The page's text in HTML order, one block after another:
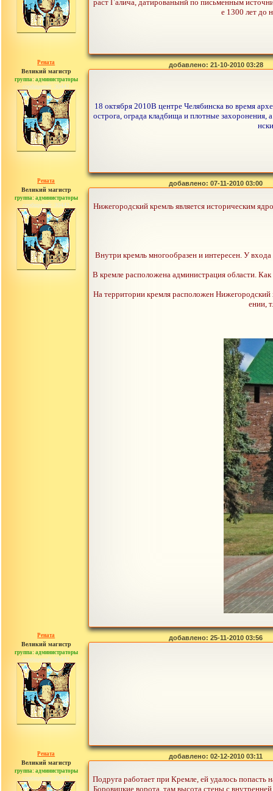
раст Галича, датированынй по письменным
е 1300 лет до
Рената
Великий магистр
группа: администраторы
сообщений: 30442
добавлено: 21-10-2010 03:28
18 октября 2010В центре Челябинска во время
острога, ограда кладбища и плотные
Рената
Великий магистр
группа: администраторы
сообщений: 30442
добавлено: 07-11-2010 03:00
Нижегородский кремль является историческим
Внутри кремль многообразен и интересен. У
В кремле расположена администрация области. Как
На территории кремля расположен
ении,
Рената
Великий магистр
группа: администраторы
сообщений: 30442
добавлено: 25-11-2010 03:56
Рената
Великий магистр
группа: администраторы
сообщений: 30442
добавлено: 02-12-2010 03:11
Подруга работает при Кремле, ей удалось
Боровицкие ворота, там высота стены с